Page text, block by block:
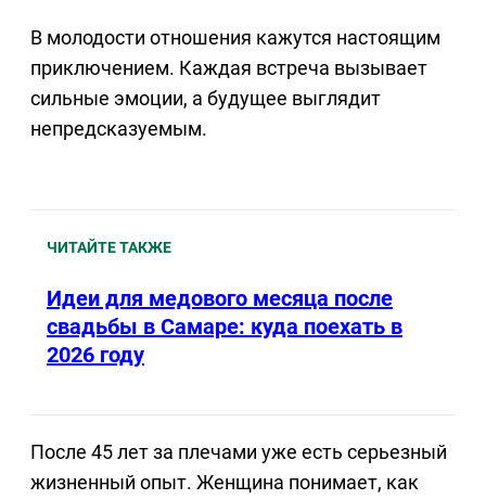
В молодости отношения кажутся настоящим
приключением. Каждая встреча вызывает
сильные эмоции, а будущее выглядит
непредсказуемым.
ЧИТАЙТЕ ТАКЖЕ
Идеи для медового месяца после
свадьбы в Самаре: куда поехать в
2026 году
После 45 лет за плечами уже есть серьезный
жизненный опыт. Женщина понимает, как